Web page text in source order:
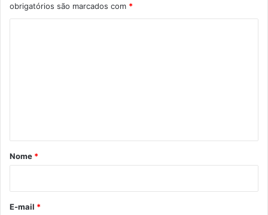
obrigatórios são marcados com *
r
*
Nome *
E-mail *